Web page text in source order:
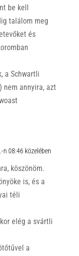
be kell
találom meg
és
a Schwartli
nem annyira, azt
n 08:46 közelében
köszönöm.
is, és a
téli
elég a svártli
a